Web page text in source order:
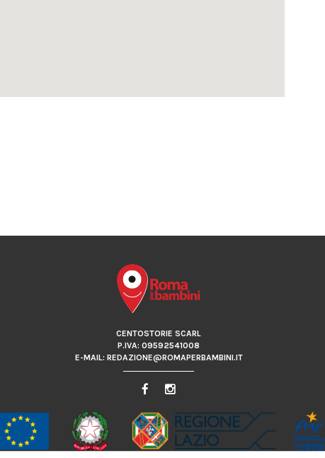
CENTOSTORIE SCARL
P.IVA: 09592541008
E-MAIL: REDAZIONE@ROMAPERBAMBINI.IT